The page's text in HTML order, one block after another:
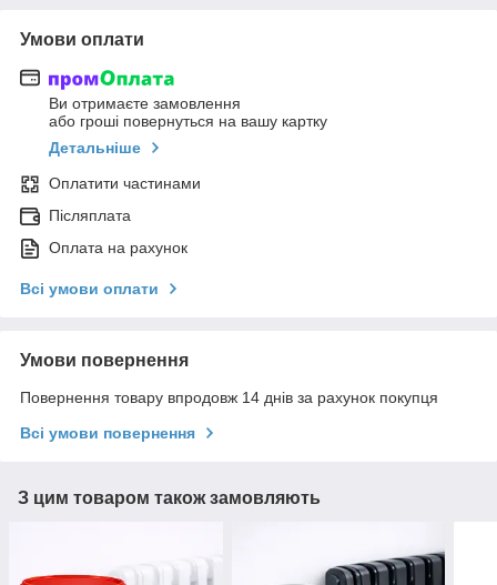
Умови оплати
Ви отримаєте замовлення
або гроші повернуться на вашу картку
Детальніше
Оплатити частинами
Післяплата
Оплата на рахунок
Всі умови оплати
Умови повернення
Повернення товару впродовж 14 днів за рахунок покупця
Всі умови повернення
З цим товаром також замовляють